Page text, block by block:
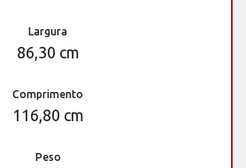
Largura
86,30 cm
Comprimento
116,80 cm
Peso